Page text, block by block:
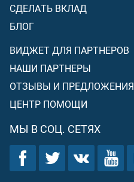
СДЕЛАТЬ ВКЛАД
БЛОГ
ВИДЖЕТ ДЛЯ ПАРТНЕРОВ
НАШИ ПАРТНЕРЫ
ОТЗЫВЫ И ПРЕДЛОЖЕНИЯ
ЦЕНТР ПОМОЩИ
МЫ В СОЦ. СЕТЯХ